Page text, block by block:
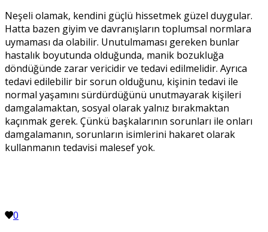
Neşeli olamak, kendini güçlü hissetmek güzel duygular.
Hatta bazen giyim ve davranışların toplumsal normlara
uymaması da olabilir. Unutulmaması gereken bunlar
hastalık boyutunda olduğunda, manik bozukluğa
döndüğünde zarar vericidir ve tedavi edilmelidir. Ayrıca
tedavi edilebilir bir sorun olduğunu, kişinin tedavi ile
normal yaşamını sürdürdüğünü unutmayarak kişileri
damgalamaktan, sosyal olarak yalnız bırakmaktan
kaçınmak gerek. Çünkü başkalarının sorunları ile onları
damgalamanın, sorunların isimlerini hakaret olarak
kullanmanın tedavisi malesef yok.
0